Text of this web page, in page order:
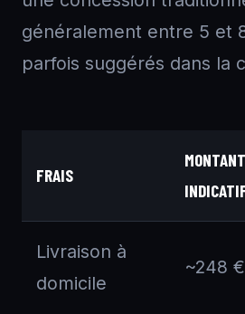
généralement entre 5 et
parfois suggérés dans la
FRAIS
MONTANT
Livraison à
domicile
~248 €